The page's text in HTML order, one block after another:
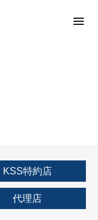
KSS特約店
代理店